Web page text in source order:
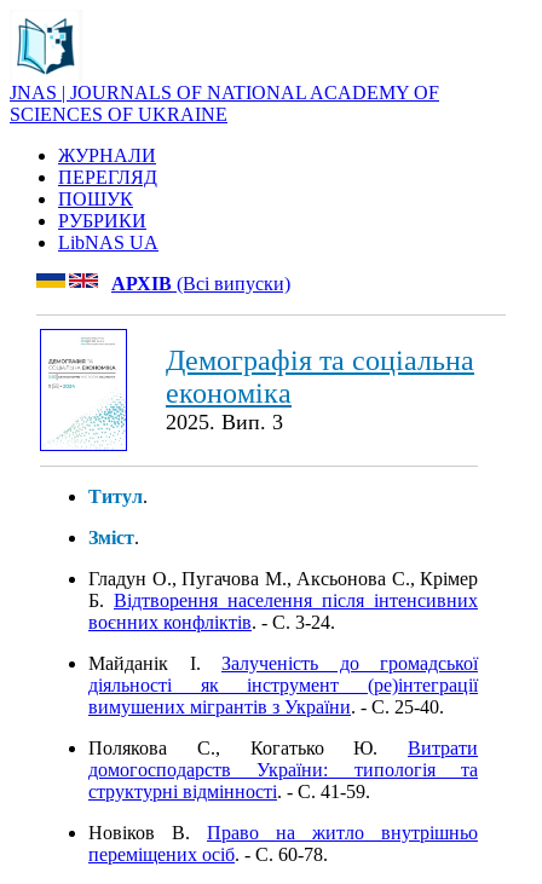
JNAS | JOURNALS OF NATIONAL ACADEMY OF
SCIENCES OF UKRAINE
ЖУРНАЛИ
ПЕРЕГЛЯД
ПОШУК
РУБРИКИ
LibNAS UA
АРХІВ (Всі випуски)
Демографія та соціальна
економіка
2025. Вип. 3
Титул.
Зміст.
Гладун О., Пугачова М., Аксьонова С., Крімер
Б. Відтворення населення після інтенсивних
воєнних конфліктів. - C. 3-24.
Майданік І. Залученість до громадської
діяльності як інструмент (ре)інтеграції
вимушених мігрантів з України. - C. 25-40.
Полякова С., Когатько Ю. Витрати
домогосподарств України: типологія та
структурні відмінності. - C. 41-59.
Новіков В. Право на житло внутрішньо
переміщених осіб. - C. 60-78.